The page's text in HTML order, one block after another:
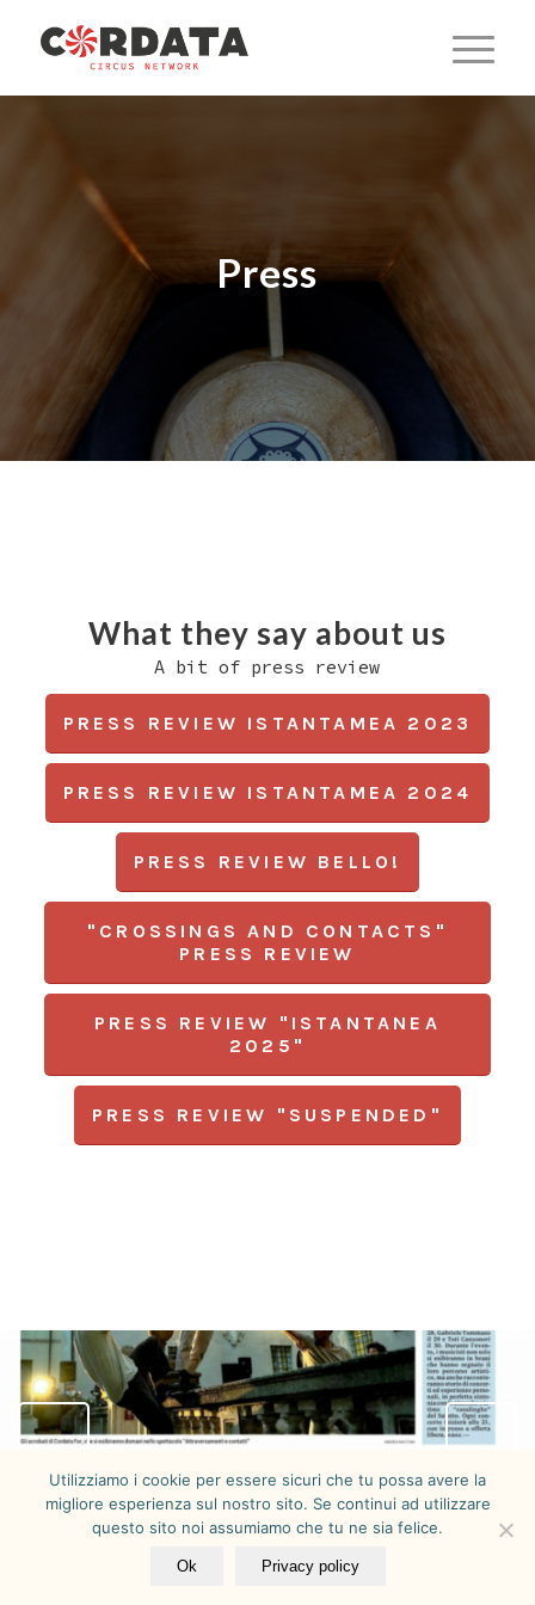
Press
What they say about us
A bit of press review
PRESS REVIEW ISTANTAMEA 2023
PRESS REVIEW ISTANTAMEA 2024
PRESS REVIEW BELLO!
"CROSSINGS AND CONTACTS"
PRESS REVIEW
PRESS REVIEW "ISTANTANEA
2025"
PRESS REVIEW "SUSPENDED"
Next
© Copyright - Cordata FOR |Trasparenza
Utilizziamo i cookie per essere sicuri che tu possa avere la
migliore esperienza sul nostro sito. Se continui ad utilizzare
questo sito noi assumiamo che tu ne sia felice.
Ok Privacy policy